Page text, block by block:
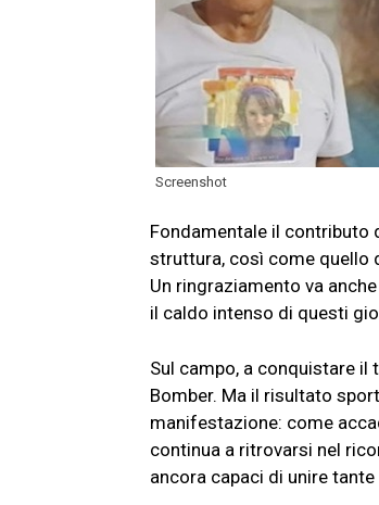
Screenshot
Fondamentale il contributo
struttura, così come quello
Un ringraziamento va
il caldo intenso di questi
Sul campo, a conquistare
Bomber. Ma il risultato
manifestazione: come
continua a ritrovarsi nel
ancora capaci di unire tante